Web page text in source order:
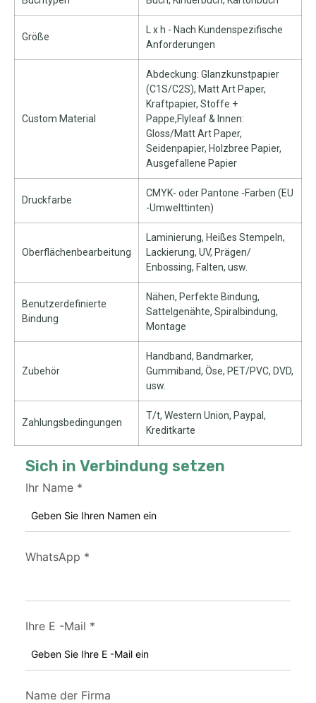
Größe
L x h - Nach Kundenspezifische
Anforderungen
Custom Material
Abdeckung: Glanzkunstpapier
(C1S/C2S), Matt Art Paper,
Kraftpapier, Stoffe +
Pappe,Flyleaf & Innen:
Gloss/Matt Art Paper,
Seidenpapier, Holzbree Papier,
Ausgefallene Papier
Druckfarbe
CMYK- oder Pantone -Farben (EU
-Umwelttinten)
Oberflächenbearbeitung
Laminierung, Heißes Stempeln,
Lackierung, UV, Prägen/
Enbossing, Falten, usw.
Benutzerdefinierte
Bindung
Nähen, Perfekte Bindung,
Sattelgenähte, Spiralbindung,
Montage
Zubehör
Handband, Bandmarker,
Gummiband, Öse, PET/PVC, DVD,
usw.
Zahlungsbedingungen
T/t, Western Union, Paypal,
Kreditkarte
Sich in Verbindung setzen
Ihr Name *
WhatsApp *
Ihre E -Mail *
Name der Firma